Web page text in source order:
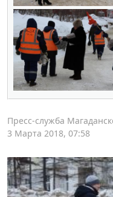
Пресс-служба
3 Марта 2018, 07:58